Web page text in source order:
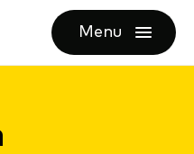
Menu
openen